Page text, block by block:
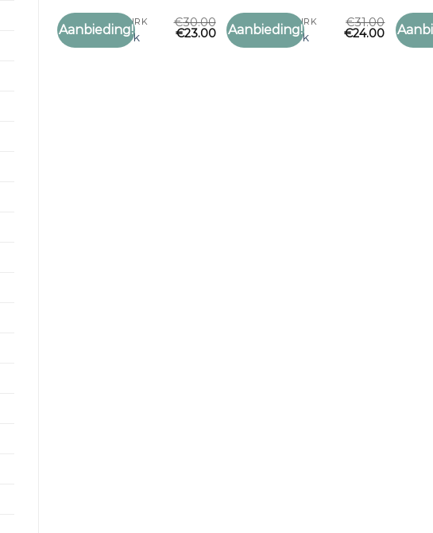
Aanbieding!
Toevoegen
SJAAL OVER JURK
sjaal over jurk
€30.00
€23.00 Aanbieding!
Toevoegen
SJAAL OVER JURK
sjaal over jurk
€31.00
€24.00
SJAAL
sjaal